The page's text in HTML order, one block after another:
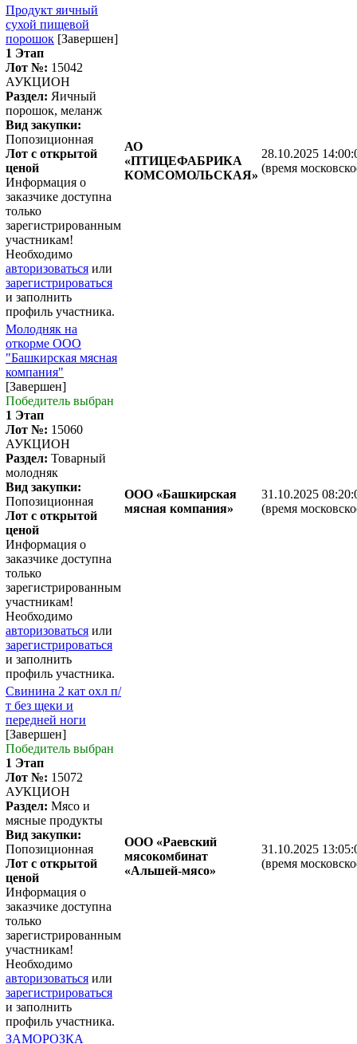
Продукт яичный
сухой пищевой
порошок [Завершен]
1 Этап
Лот №: 15042
АУКЦИОН
Раздел: Яичный
порошок, меланж
Вид закупки:
Попозиционная
Лот с открытой
ценой
Информация о
заказчике доступна
только
зарегистрированным
участникам!
Необходимо
авторизоваться или
зарегистрироваться
и заполнить
профиль участника.
АО
«ПТИЦЕФАБРИКА
КОМСОМОЛЬСКАЯ»
28.10.2025
(время
Молодняк на
откорме ООО
"Башкирская мясная
компания"
[Завершен]
Победитель выбран
1 Этап
Лот №: 15060
АУКЦИОН
Раздел: Товарный
молодняк
Вид закупки:
Попозиционная
Лот с открытой
ценой
Информация о
заказчике доступна
только
зарегистрированным
участникам!
Необходимо
авторизоваться или
зарегистрироваться
и заполнить
профиль участника.
ООО «Башкирская
мясная компания»
31.10.2025
(время
Свинина 2 кат охл п/
т без щеки и
передней ноги
[Завершен]
Победитель выбран
1 Этап
Лот №: 15072
АУКЦИОН
Раздел: Мясо и
мясные продукты
Вид закупки:
Попозиционная
Лот с открытой
ценой
Информация о
заказчике доступна
только
зарегистрированным
участникам!
Необходимо
авторизоваться или
зарегистрироваться
и заполнить
профиль участника.
ООО «Раевский
мясокомбинат
«Альшей-мясо»
31.10.2025
(время
ЗАМОРОЗКА